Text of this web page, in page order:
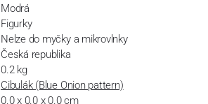
Modrá
Figurky
Nelze do myčky a mikrovlnky
Česká republika
0.2 kg
Cibulák (Blue Onion pattern)
0.0 x 0.0 x 0.0 cm